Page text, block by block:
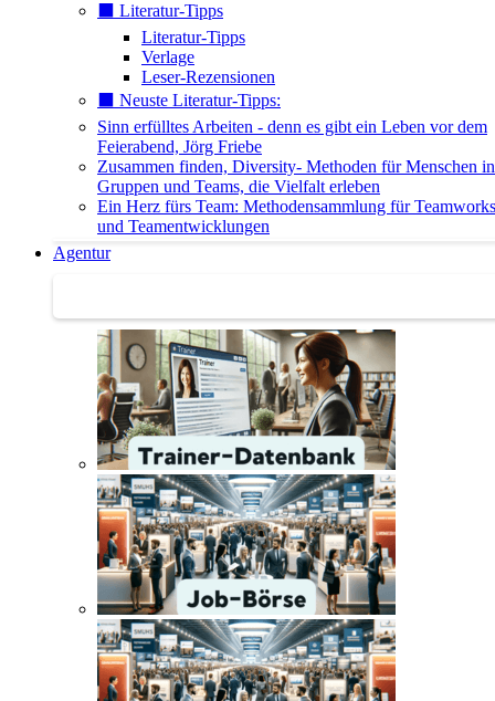
⬛️ Literatur-Tipps
Literatur-Tipps
Verlage
Leser-Rezensionen
⬛️ Neuste Literatur-Tipps:
Sinn erfülltes Arbeiten - denn es gibt ein Leben vor dem
Feierabend, Jörg Friebe
Zusammen finden, Diversity- Methoden für Menschen in
Gruppen und Teams, die Vielfalt erleben
Ein Herz fürs Team: Methodensammlung für
und Teamentwicklungen
Agentur